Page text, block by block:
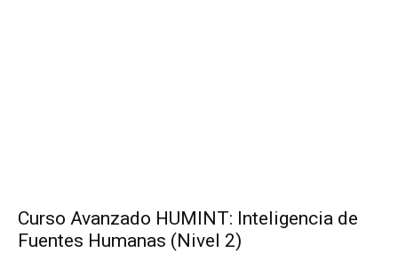
Curso Avanzado HUMINT: Inteligencia de
Fuentes Humanas (Nivel 2)